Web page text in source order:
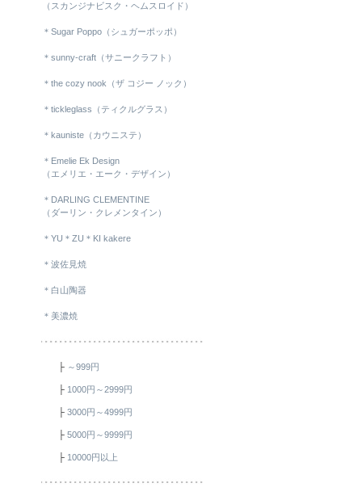
（スカンジナビスク・ヘムスロイド）
＊Sugar Poppo（シュガーポッポ）
＊sunny-craft（サニークラフト）
＊the cozy nook（ザ コジー ノック）
＊tickleglass（ティクルグラス）
＊kauniste（カウニステ）
＊Emelie Ek Design
（エメリエ・エーク・デザイン）
＊DARLING CLEMENTINE
（ダーリン・クレメンタイン）
＊YU＊ZU＊KI kakere
＊波佐見焼
＊白山陶器
＊美濃焼
├ ～999円
├ 1000円～2999円
├ 3000円～4999円
├ 5000円～9999円
├ 10000円以上